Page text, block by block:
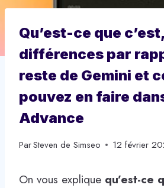
Qu’est-ce que
différences par
reste de Gemini et
pouvez en faire
Advance
ParSteven de Simseo 12 février
On vous explique qu’est-ce